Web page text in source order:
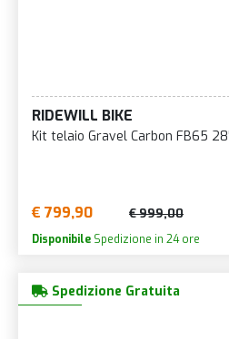
RIDEWILL BIKE
Kit telaio Gravel Carbon FB65
€ 799,90 € 999,00
Disponibile Spedizione in 24 ore
Spedizione Gratuita